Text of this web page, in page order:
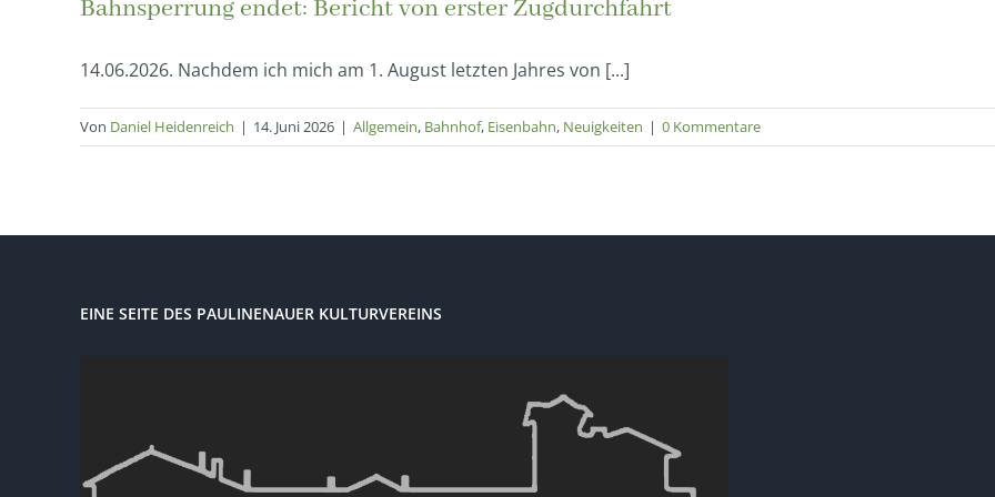
Bahnsperrung endet: Bericht von erster Zugdurchfahrt
14.06.2026. Nachdem ich mich am 1. August letzten Jahres von [...]
Von Daniel Heidenreich | 14. Juni 2026 | Allgemein, Bahnhof, Eisenbahn, Neuigkeiten | 0 Kommentare
EINE SEITE DES PAULINENAUER KULTURVEREINS